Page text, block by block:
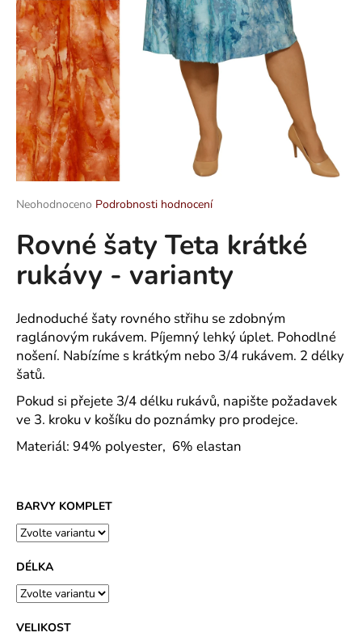
Průměrné
produktu
je
z
hvězdiček.
Neohodnoceno Podrobnosti hodnocení
Rovné šaty Teta krátké
rukávy - varianty
Jednoduché šaty rovného střihu se zdobným
raglánovým rukávem. Píjemný lehký úplet. Pohodlné
nošení. Nabízíme s krátkým nebo 3/4 rukávem. 2 délky
šatů.
Pokud si přejete 3/4 délku rukávů, napište požadavek
ve 3. kroku v košíku do poznámky pro prodejce.
Materiál: 94% polyester, 6% elastan
BARVY KOMPLET
DÉLKA
VELIKOST
a
j
í
t
?
D
o
o
r
u
č
u
j
e
m
e
ROVNÝ
TEPLÁKOVÝ
KABÁT
-
VARIANTY
DÉLEK
1
200
Kč